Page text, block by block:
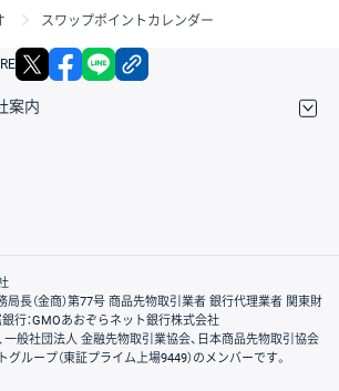
スワップポイントカレンダー
X facebook
案内
長（金商）第77号 商品先物取引業者 銀行代理業者 関東財
銀行：GMOあおぞらネット銀行株式会社
一般社団法人 金融先物取引業協会、日本商品先物取引協会
ループ（東証プライム上場9449）のメンバーです。